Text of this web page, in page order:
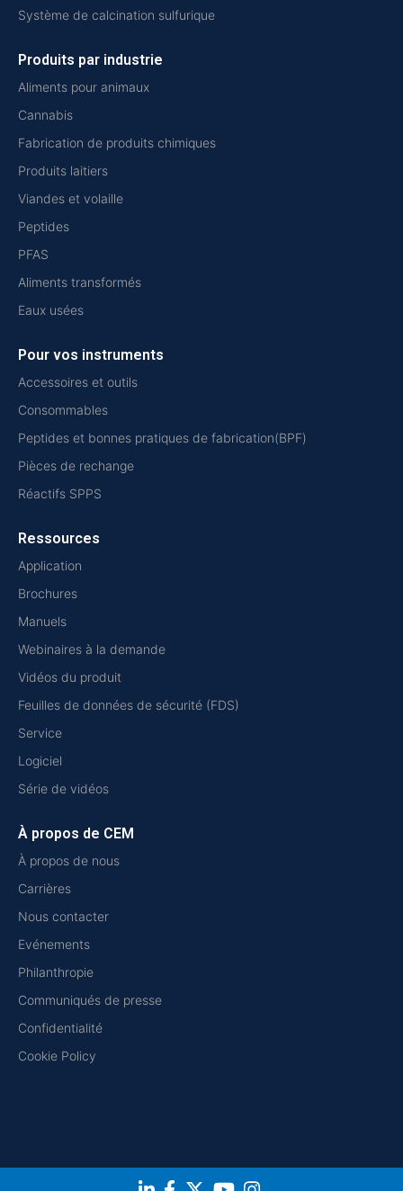
Système de calcination sulfurique
Produits par industrie
Aliments pour animaux
Cannabis
Fabrication de produits chimiques
Produits laitiers
Viandes et volaille
Peptides
PFAS
Aliments transformés
Eaux usées
Pour vos instruments
Accessoires et outils
Consommables
Peptides et bonnes pratiques de fabrication(BPF)
Pièces de rechange
Réactifs SPPS
Ressources
Application
Brochures
Manuels
Webinaires à la demande
Vidéos du produit
Feuilles de données de sécurité (FDS)
Service
Logiciel
Série de vidéos
À propos de CEM
À propos de nous
Carrières
Nous contacter
Evénements
Philanthropie
Communiqués de presse
Confidentialité
Cookie Policy